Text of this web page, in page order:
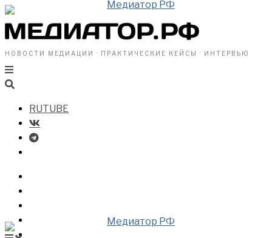
НОВОСТИ МЕДИАЦИИ · ПРАКТИЧЕСКИЕ КЕЙСЫ · ИНТЕРВЬЮ
RUTUBE